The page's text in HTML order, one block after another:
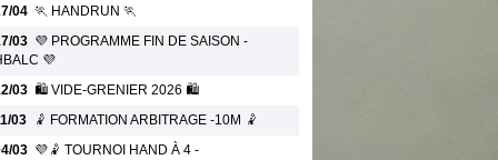
04 🏃 HANDRUN 🏃
03 💜 PROGRAMME FIN DE SAISON -
💜
03 🛍️ VIDE-GRENIER 2026 🛍️
03
🤾 FORMATION ARBITRAGE -10M 🤾
03 💜🤾 TOURNOI HAND À 4 -